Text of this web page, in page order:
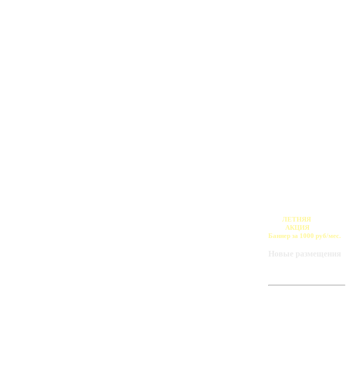
ЛЕТНЯЯ
АКЦИЯ
Баннер за 1000 руб/мес.